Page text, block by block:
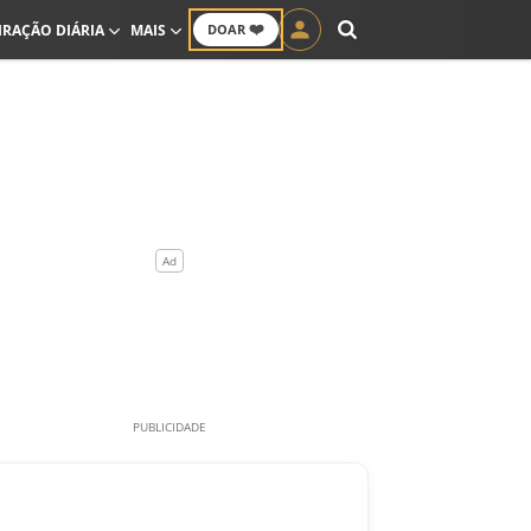
DOAR ❤️
DIÁRIA MAIS